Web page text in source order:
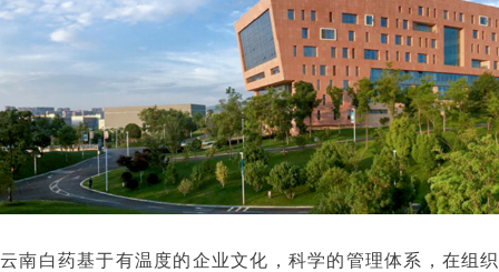
云南白药基于有温度的企业文化，科学的管理体系，在组